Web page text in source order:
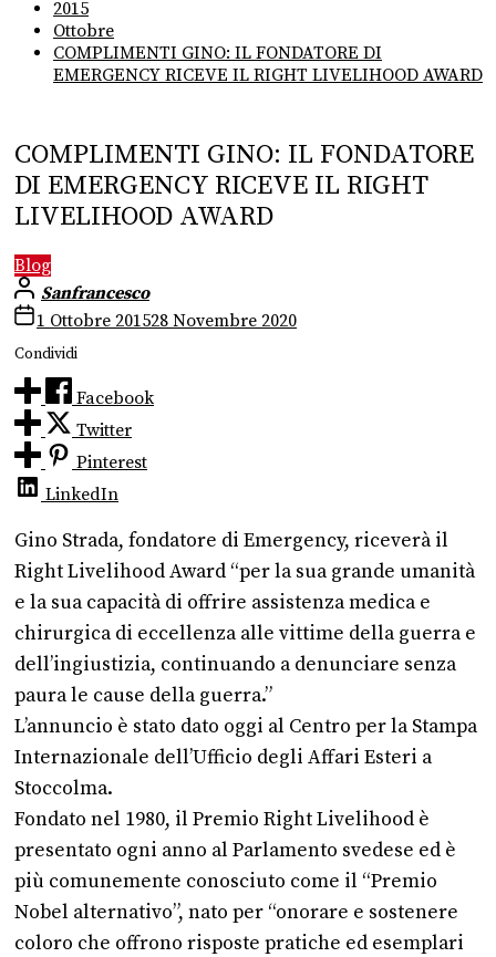
2015
Ottobre
COMPLIMENTI GINO: IL FONDATORE DI
EMERGENCY RICEVE IL RIGHT LIVELIHOOD AWARD
COMPLIMENTI GINO: IL FONDATORE
DI EMERGENCY RICEVE IL RIGHT
LIVELIHOOD AWARD
Blog
Sanfrancesco
1 Ottobre 201528 Novembre 2020
Condividi
Facebook
Twitter
Pinterest
LinkedIn
Gino Strada, fondatore di Emergency, riceverà il
Right Livelihood Award “per la sua grande umanità
e la sua capacità di offrire assistenza medica e
chirurgica di eccellenza alle vittime della guerra e
dell’ingiustizia, continuando a denunciare senza
paura le cause della guerra.”
L’annuncio è stato dato oggi al Centro per la Stampa
Internazionale dell’Ufficio degli Affari Esteri a
Stoccolma.
Fondato nel 1980, il Premio Right Livelihood è
presentato ogni anno al Parlamento svedese ed è
più comunemente conosciuto come il “Premio
Nobel alternativo”, nato per “onorare e sostenere
coloro che offrono risposte pratiche ed esemplari